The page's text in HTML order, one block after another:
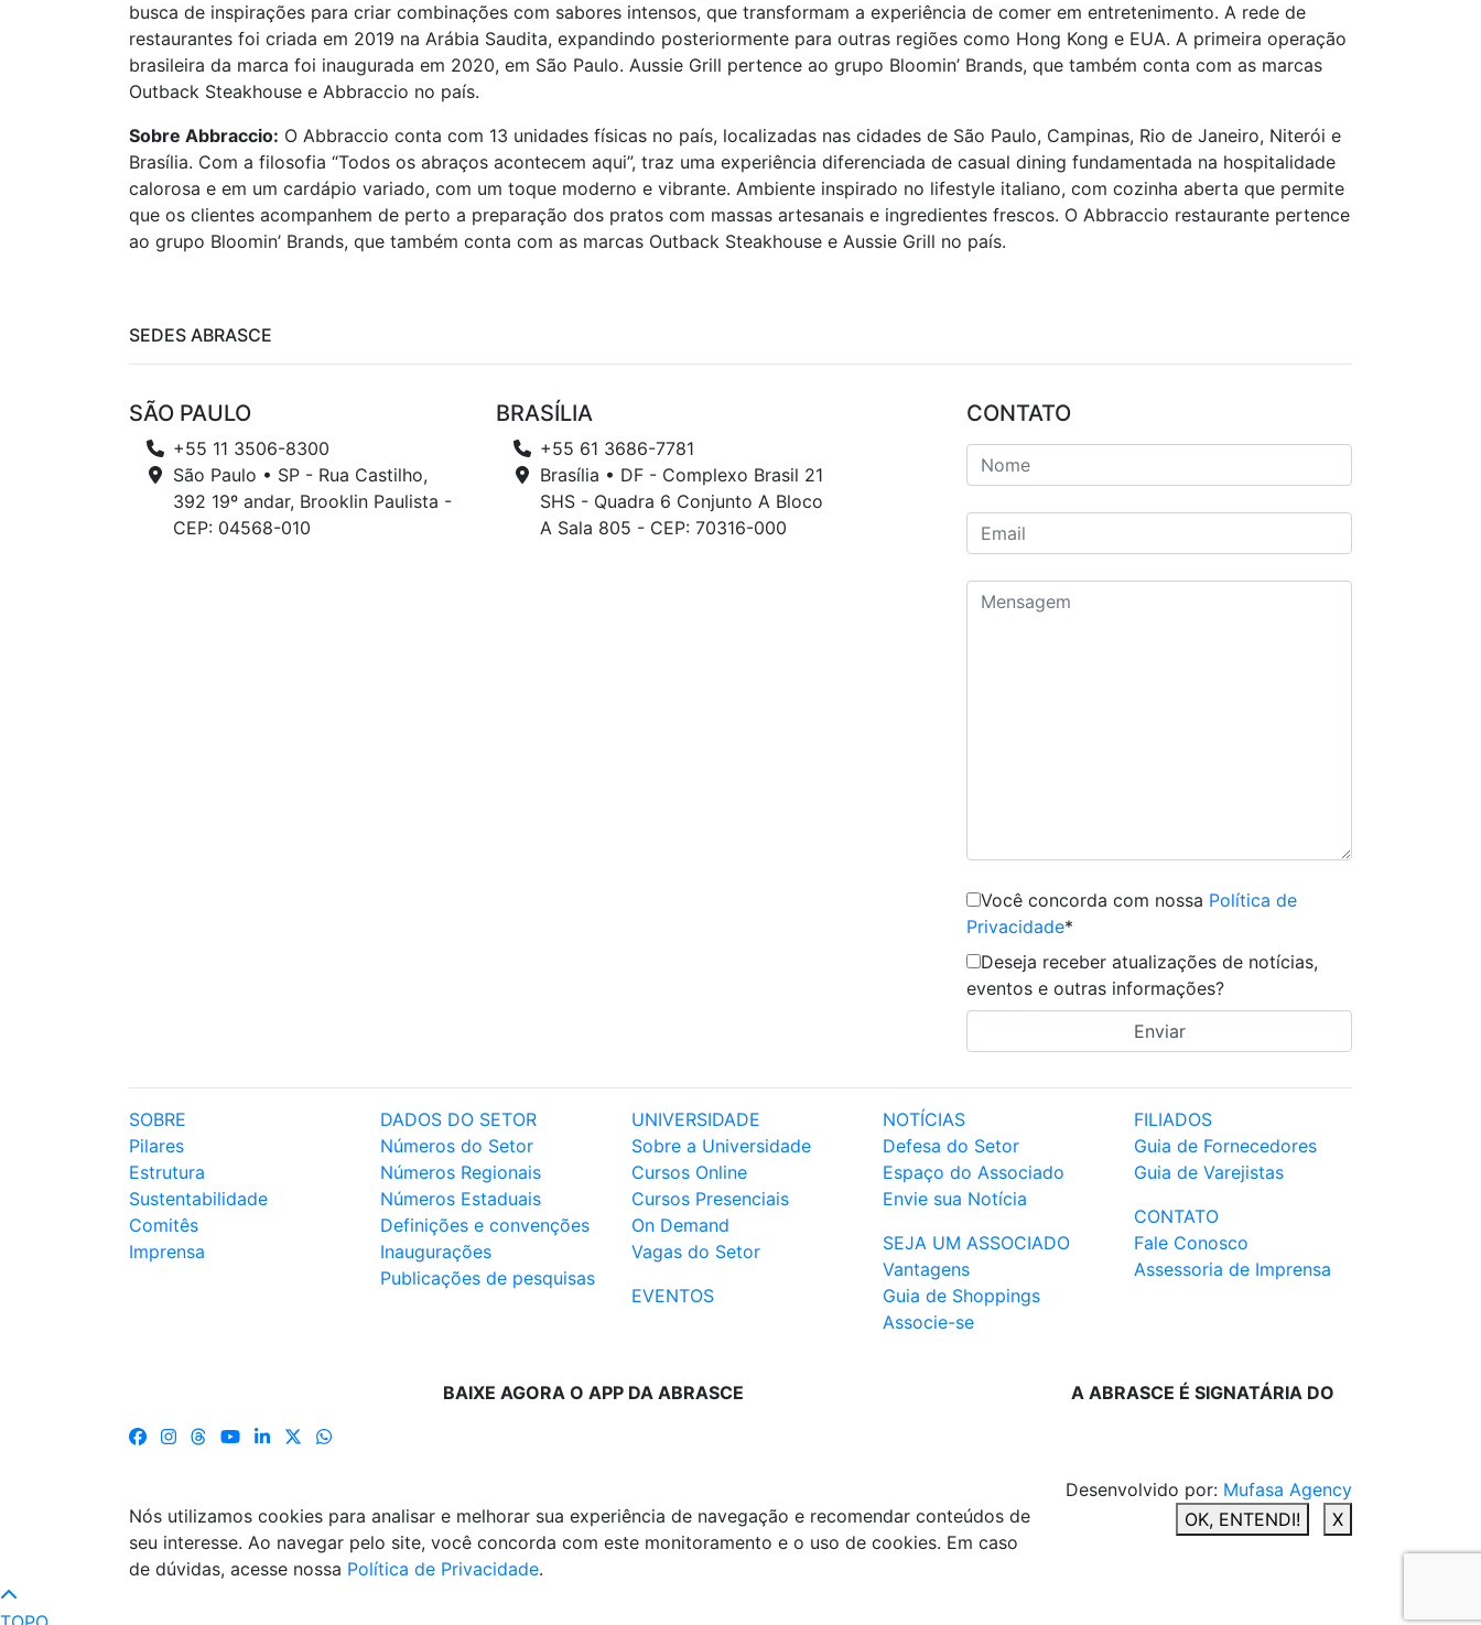
busca de inspirações para criar combinações com sabores intensos, que transformam a experiência de comer em entretenimento. A rede de
restaurantes foi criada em 2019 na Arábia Saudita, expandindo posteriormente para outras regiões como Hong Kong e EUA. A primeira operação
brasileira da marca foi inaugurada em 2020, em São Paulo. Aussie Grill pertence ao grupo Bloomin’ Brands, que também conta com as marcas
Outback Steakhouse e Abbraccio no país.
Sobre Abbraccio: O Abbraccio conta com 13 unidades físicas no país, localizadas nas cidades de São Paulo, Campinas, Rio de Janeiro, Niterói e
Brasília. Com a filosofia “Todos os abraços acontecem aqui”, traz uma experiência diferenciada de casual dining fundamentada na hospitalidade
calorosa e em um cardápio variado, com um toque moderno e vibrante. Ambiente inspirado no lifestyle italiano, com cozinha aberta que permite
que os clientes acompanhem de perto a preparação dos pratos com massas artesanais e ingredientes frescos. O Abbraccio restaurante pertence
ao grupo Bloomin’ Brands, que também conta com as marcas Outback Steakhouse e Aussie Grill no país.
SEDES ABRASCE
SÃO PAULO
+55 11 3506-8300
São Paulo • SP - Rua Castilho,
392 19º andar, Brooklin Paulista -
CEP: 04568-010
BRASÍLIA
+55 61 3686-7781
Brasília • DF - Complexo Brasil 21
SHS - Quadra 6 Conjunto A Bloco
A Sala 805 - CEP: 70316-000
CONTATO
Você concorda com nossa Política de
Privacidade*
Deseja receber atualizações de notícias,
eventos e outras informações?
SOBRE
Pilares
Estrutura
Sustentabilidade
Comitês
Imprensa
DADOS DO SETOR
Números do Setor
Números Regionais
Números Estaduais
Definições e convenções
Inaugurações
Publicações de pesquisas
UNIVERSIDADE
Sobre a Universidade
Cursos Online
Cursos Presenciais
On Demand
Vagas do Setor
EVENTOS
NOTÍCIAS
Defesa do Setor
Espaço do Associado
Envie sua Notícia
SEJA UM ASSOCIADO
Vantagens
Guia de Shoppings
Associe-se
FILIADOS
Guia de Fornecedores
Guia de Varejistas
CONTATO
Fale Conosco
Assessoria de Imprensa
BAIXE AGORA O APP DA ABRASCE A ABRASCE É SIGNATÁRIA DO
Desenvolvido por: Mufasa Agency
Nós utilizamos cookies para analisar e melhorar sua experiência de navegação e recomendar conteúdos de
seu interesse. Ao navegar pelo site, você concorda com este monitoramento e o uso de cookies. Em caso
de dúvidas, acesse nossa Política de Privacidade.
OK, ENTENDI! X